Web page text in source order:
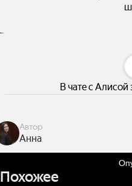
В чате с Алисой
Автор
Анна
Похожее